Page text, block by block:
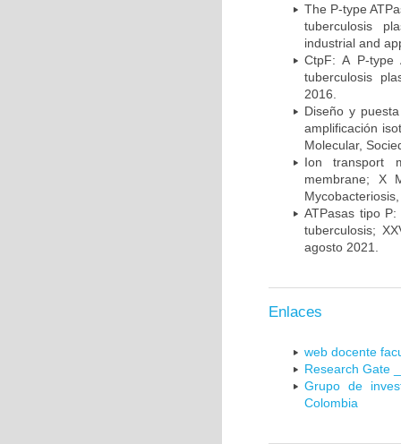
The P-type
tuberculosis
industrial and
CtpF: A P-type
tuberculosis
2016.
Diseño y
amplificación
Molecular,
Ion transport
membrane; X
ATPasas tipo
tuberculosis;
agosto 2021.
Enlaces
web docente
Research Gate
Grupo de
Colombia